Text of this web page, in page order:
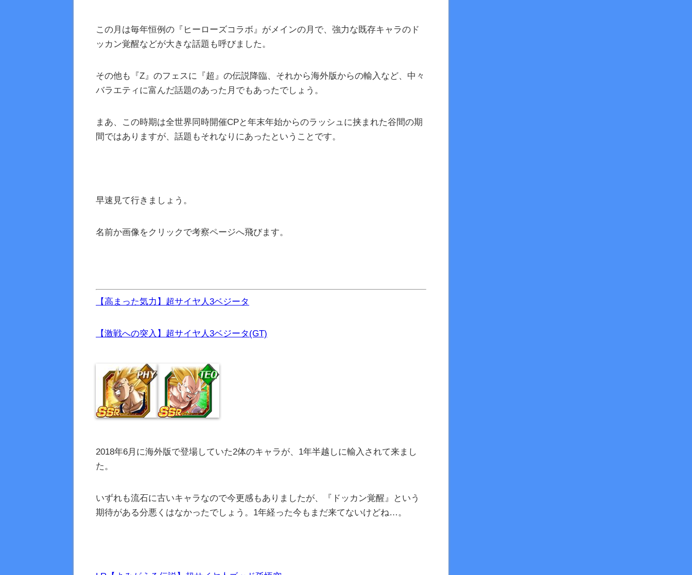
この月は毎年恒例の『ヒーローズコラボ』がメインの月で、強力な既存キャラのド
ッカン覚醒などが大きな話題も呼びました。
その他も『Z』のフェスに『超』の伝説降臨、それから海外版からの輸入など、中々
バラエティに富んだ話題のあった月でもあったでしょう。
まあ、この時期は全世界同時開催CPと年末年始からのラッシュに挟まれた谷間の期
間ではありますが、話題もそれなりにあったということです。
早速見て行きましょう。
名前か画像をクリックで考察ページへ飛びます。
【高まった気力】超サイヤ人3ベジータ
【激戦への突入】超サイヤ人3ベジータ(GT)
2018年6月に海外版で登場していた2体のキャラが、1年半越しに輸入されて来まし
た。
いずれも流石に古いキャラなので今更感もありましたが、『ドッカン覚醒』という
期待がある分悪くはなかったでしょう。1年経った今もまだ来てないけどね…。